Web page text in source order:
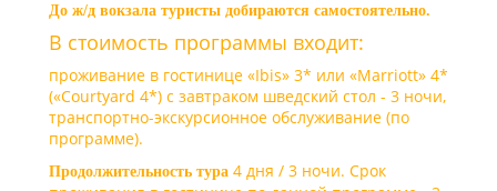
До ж/д вокзала туристы добираются самостоятельно.
В стоимость программы входит:
проживание в гостинице «Ibis» 3* или «Marriott» 4*
(«Courtyard 4*) с завтраком шведский стол - 3 ночи,
транспортно-экскурсионное обслуживание (по
программе).
Продолжительность тура 4 дня / 3 ночи. Срок